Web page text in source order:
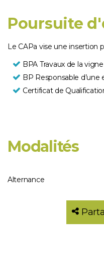
Poursuite
Le CAPa vise une insertion
BPA Travaux de la
BP Responsable
Certificat de
Modalités
Alternance